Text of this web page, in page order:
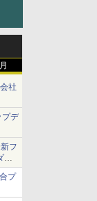
社
プデ
フ
ー
プ